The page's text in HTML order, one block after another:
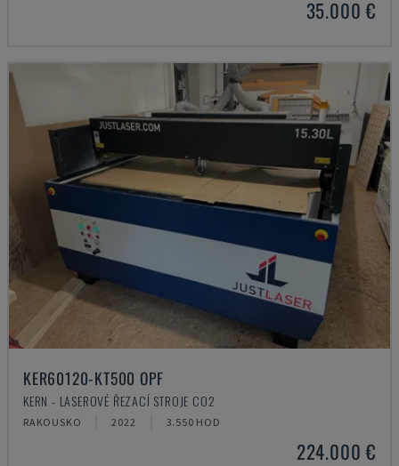
35.000 €
KER60120-KT500 OPF
KERN - LASEROVÉ ŘEZACÍ STROJE CO2
RAKOUSKO 2022 3.550 HOD
224.000 €